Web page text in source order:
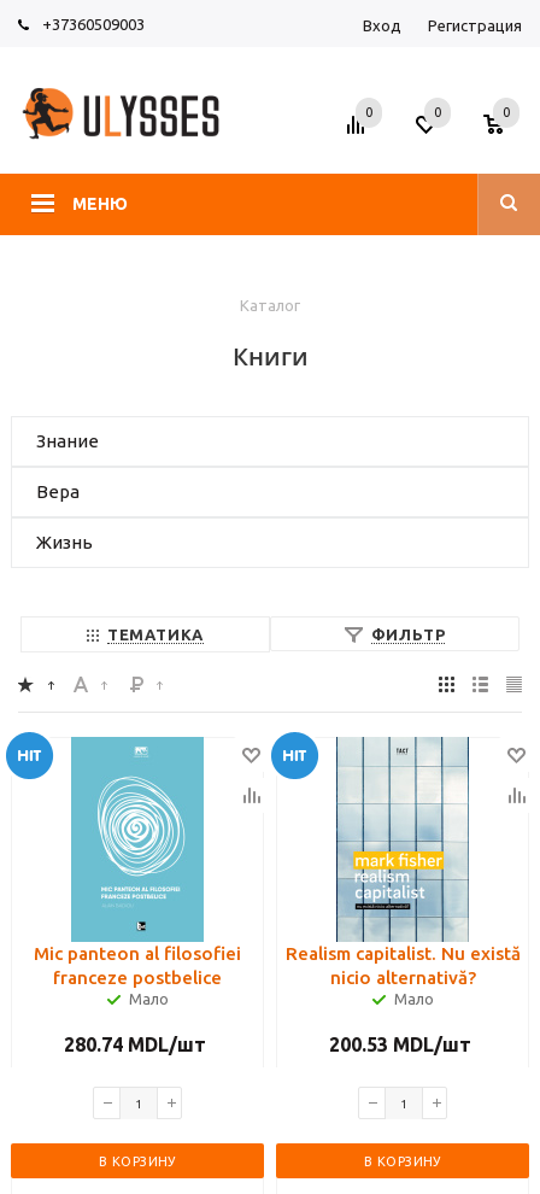
+37360509003 Вход Регистрация
МЕНЮ
0 0 0
Каталог
Книги
Знание
Вера
Жизнь
ТЕМАТИКА ФИЛЬТР
Mic panteon al filosofiei
franceze postbelice
Мало
280.74 MDL/шт
В КОРЗИНУ
Realism capitalist. Nu există
nicio alternativă?
Мало
200.53 MDL/шт
В КОРЗИНУ